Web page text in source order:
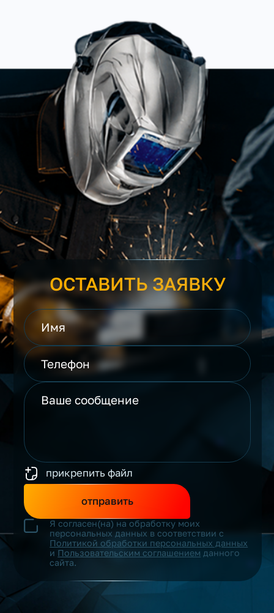
ОСТАВИТЬ ЗАЯВКУ
прикрепить файл
отправить
Я согласен(на) на обработку моих
персональных данных в соответствии с
Политикой обработки персональных данных
и Пользовательским соглашением данного
сайта.